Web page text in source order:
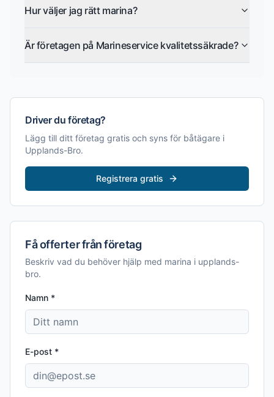
Hur väljer jag rätt marina?
Är företagen på Marineservice kvalitetssäkrade?
Driver du företag?
Lägg till ditt företag gratis och syns för båtägare i
Upplands-Bro.
Registrera gratis
Få offerter från företag
Beskriv vad du behöver hjälp med marina i upplands-
bro.
Namn *
E-post *